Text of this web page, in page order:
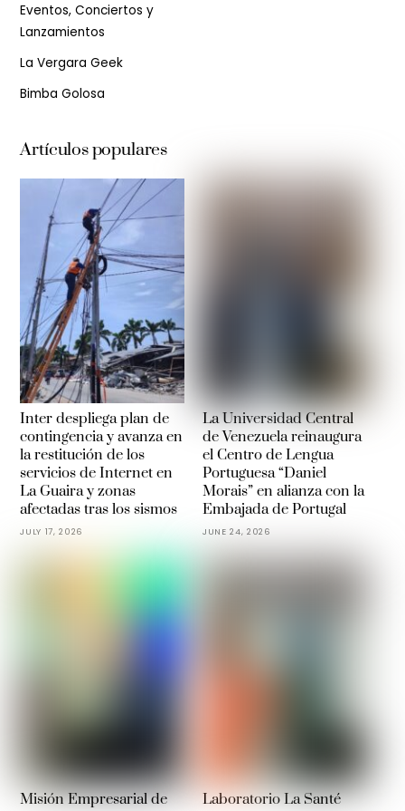
Eventos, Conciertos y
Lanzamientos
La Vergara Geek
Bimba Golosa
Artículos populares
Inter despliega plan de
contingencia y avanza en
la restitución de los
servicios de Internet en
La Guaira y zonas
afectadas tras los sismos
JULY 17, 2026
La Universidad Central
de Venezuela reinaugura
el Centro de Lengua
Portuguesa “Daniel
Morais” en alianza con la
Embajada de Portugal
JUNE 24, 2026
Misión Empresarial de
Laboratorio La Santé